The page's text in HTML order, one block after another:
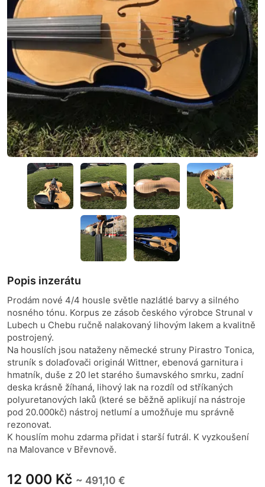
12 000 Kč ~ 491,10 €
Popis inzerátu
Prodám nové 4/4 housle světle nazlátlé barvy a silného
nosného tónu. Korpus ze zásob českého výrobce Strunal v
Lubech u Chebu ručně nalakovaný lihovým lakem a kvalitně
postrojený.
Na houslích jsou nataženy německé struny Pirastro Tonica,
struník s dolaďovači originál Wittner, ebenová garnitura i
hmatník, duše z 20 let starého šumavského smrku, zadní
deska krásně žíhaná, lihový lak na rozdíl od stříkaných
polyuretanových laků (které se běžně aplikují na nástroje
pod 20.000kč) nástroj netlumí a umožňuje mu správně
rezonovat.
K houslím mohu zdarma přidat i starší futrál. K vyzkoušení
na Malovance v Břevnově.